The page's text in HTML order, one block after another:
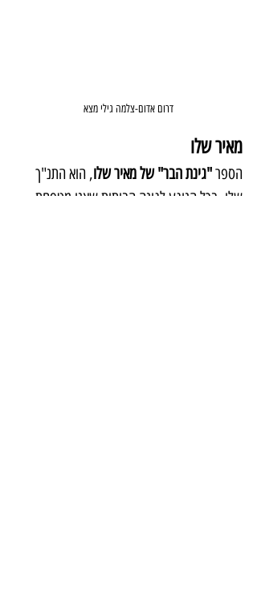
דרום אדום-צלמה גילי מצא
מאיר שלו
הספר "גינת הבר" של מאיר שלו, הוא התנ"ך
שלי, בכל הנוגע לגינה הביתית שאני מטפחת